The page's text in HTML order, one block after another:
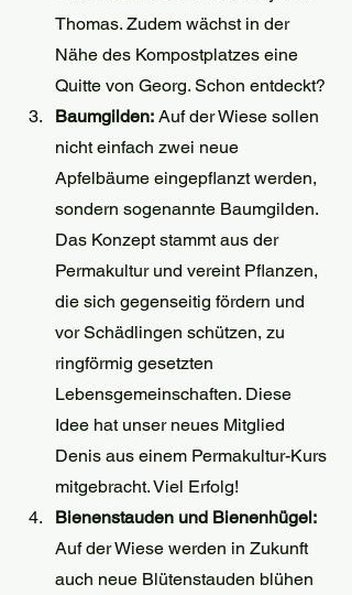
Thomas. Zudem wächst in der
Nähe des Kompostplatzes eine
Quitte von Georg. Schon entdeckt?
Baumgilden: Auf der Wiese sollen
nicht einfach zwei neue
Apfelbäume eingepflanzt werden,
sondern sogenannte Baumgilden.
Das Konzept stammt aus der
Permakultur und vereint Pflanzen,
die sich gegenseitig fördern und
vor Schädlingen schützen, zu
ringförmig gesetzten
Lebensgemeinschaften. Diese
Idee hat unser neues Mitglied
Denis aus einem Permakultur-Kurs
mitgebracht. Viel Erfolg!
Bienenstauden und Bienenhügel:
Auf der Wiese werden in Zukunft
auch neue Blütenstauden blühen